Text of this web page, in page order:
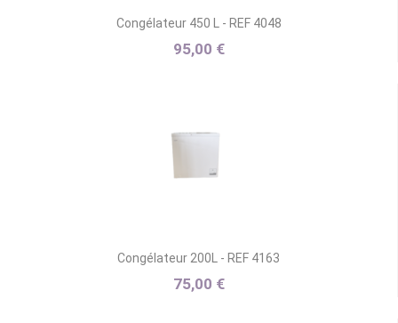
Congélateur 450 L - REF 4048
95,00 €
Congélateur 200L - REF 4163
75,00 €